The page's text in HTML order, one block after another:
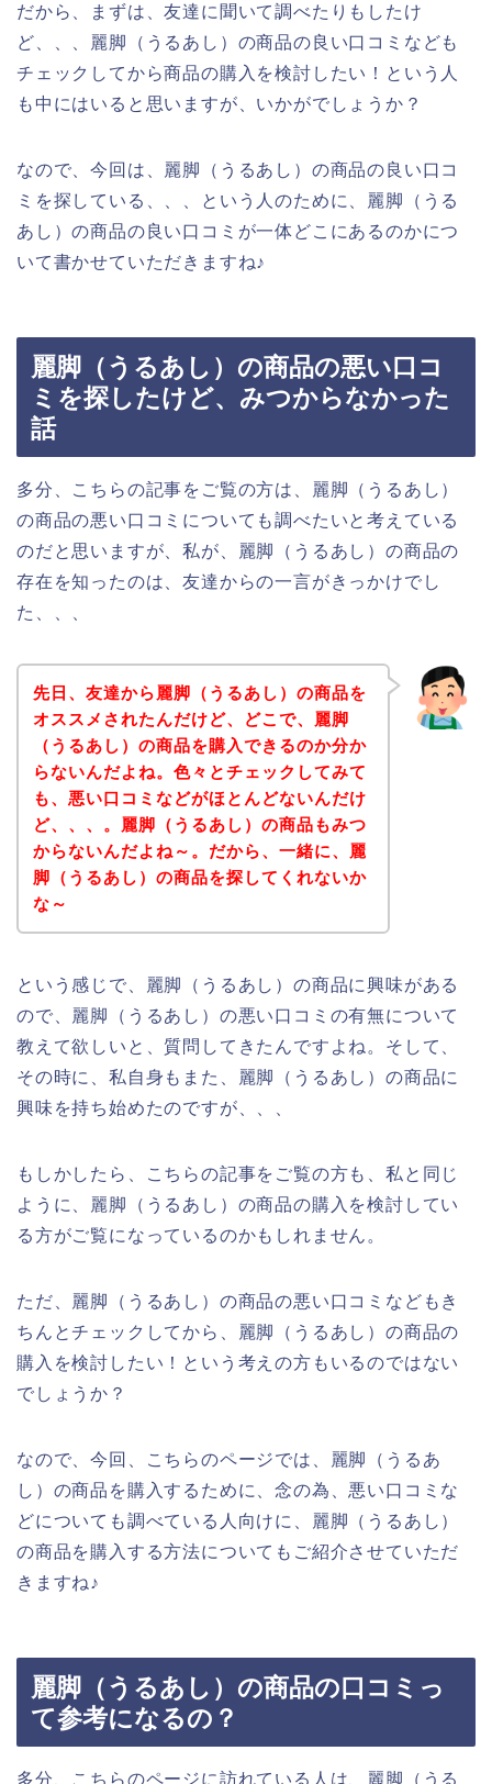
だから、まずは、友達に聞いて調べたりもしたけ
ど、、、麗脚（うるあし）の商品の良い口コミなども
チェックしてから商品の購入を検討したい！という人
も中にはいると思いますが、いかがでしょうか？
なので、今回は、麗脚（うるあし）の商品の良い口コ
ミを探している、、、という人のために、麗脚（うる
あし）の商品の良い口コミが一体どこにあるのかにつ
いて書かせていただきますね♪
麗脚（うるあし）の商品の悪い口コ
ミを探したけど、みつからなかった
話
多分、こちらの記事をご覧の方は、麗脚（うるあし）
の商品の悪い口コミについても調べたいと考えている
のだと思いますが、私が、麗脚（うるあし）の商品の
存在を知ったのは、友達からの一言がきっかけでし
た、、、
先日、友達から麗脚（うるあし）の商品を
オススメされたんだけど、どこで、麗脚
（うるあし）の商品を購入できるのか分か
らないんだよね。色々とチェックしてみて
も、悪い口コミなどがほとんどないんだけ
ど、、、。麗脚（うるあし）の商品もみつ
からないんだよね～。だから、一緒に、麗
脚（うるあし）の商品を探してくれないか
な～
という感じで、麗脚（うるあし）の商品に興味がある
ので、麗脚（うるあし）の悪い口コミの有無について
教えて欲しいと、質問してきたんですよね。そして、
その時に、私自身もまた、麗脚（うるあし）の商品に
興味を持ち始めたのですが、、、
もしかしたら、こちらの記事をご覧の方も、私と同じ
ように、麗脚（うるあし）の商品の購入を検討してい
る方がご覧になっているのかもしれません。
ただ、麗脚（うるあし）の商品の悪い口コミなどもき
ちんとチェックしてから、麗脚（うるあし）の商品の
購入を検討したい！という考えの方もいるのではない
でしょうか？
なので、今回、こちらのページでは、麗脚（うるあ
し）の商品を購入するために、念の為、悪い口コミな
どについても調べている人向けに、麗脚（うるあし）
の商品を購入する方法についてもご紹介させていただ
きますね♪
麗脚（うるあし）の商品の口コミっ
て参考になるの？
多分、こちらのページに訪れている人は、麗脚（うる